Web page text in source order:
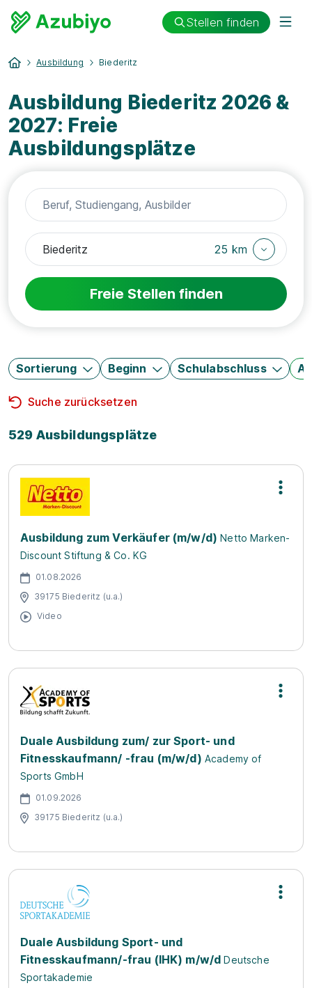
Stellen finden
Ausbildung Biederitz
Ausbildung Biederitz 2026 &
2027: Freie
Ausbildungsplätze
25 km
Freie Stellen finden
Sortierung Beginn Schulabschluss
Suche zurücksetzen
529 Ausbildungsplätze
Ausbildung zum Verkäufer (m/w/d) Netto Marken-
Discount Stiftung & Co. KG
01.08.2026
39175 Biederitz (u.a.)
Video
Duale Ausbildung zum/ zur Sport- und
Fitnesskaufmann/ -frau (m/w/d) Academy of
Sports GmbH
01.09.2026
39175 Biederitz (u.a.)
Duale Ausbildung Sport- und
Fitnesskaufmann/-frau (IHK) m/w/d Deutsche
Sportakademie